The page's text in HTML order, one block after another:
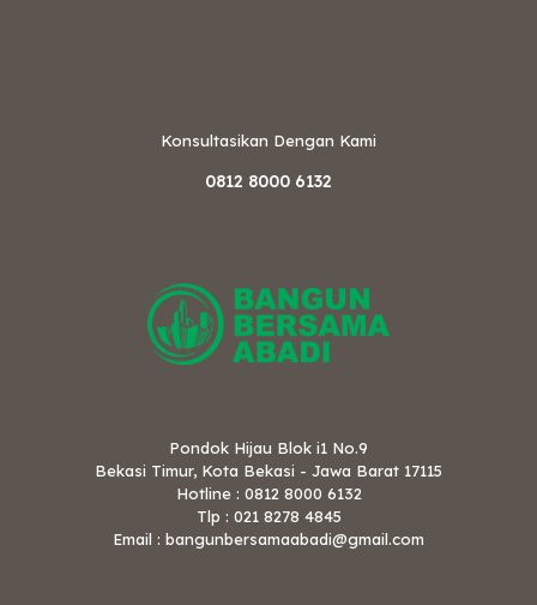
Konsultasikan Dengan Kami
0812 8000 6132
Pondok Hijau Blok i1 No.9
Bekasi Timur, Kota Bekasi - Jawa Barat 17115
Hotline : 0812 8000 6132
Tlp : 021 8278 4845
Email : bangunbersamaabadi@gmail.com